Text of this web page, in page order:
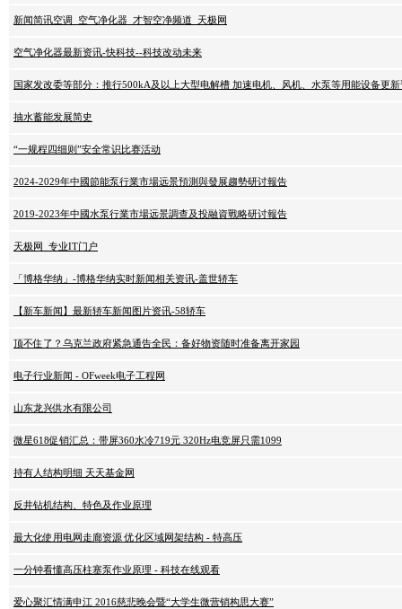
新闻简讯空调_空气净化器_才智空净频道_天极网
空气净化器最新资讯-快科技--科技改动未来
国家发改委等部分：推行500kA及以上大型电解槽 加速电机、风机、水泵等用能设备更
抽水蓄能发展简史
“一规程四细则”安全常识比赛活动
2024-2029年中國節能泵行業市場远景預測與發展趨勢研讨報告
2019-2023年中國水泵行業市場远景調查及投融資戰略研讨報告
天极网_专业IT门户
「博格华纳」-博格华纳实时新闻相关资讯-盖世轿车
【新车新闻】最新轿车新闻图片资讯-58轿车
顶不住了？乌克兰政府紧急通告全民：备好物资随时准备离开家园
电子行业新闻 - OFweek电子工程网
山东龙兴供水有限公司
微星618促销汇总：带屏360水冷719元 320Hz电竞屏只需1099
持有人结构明细 天天基金网
反井钻机结构、特色及作业原理
最大化使用电网走廊资源 优化区域网架结构 - 特高压
一分钟看懂高压柱塞泵作业原理 - 科技在线观看
爱心聚汇情满申江 2016慈悲晚会暨“大学生微营销构思大赛”